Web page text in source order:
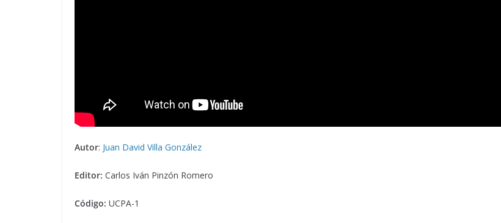
Autor: Juan David Villa González
Editor: Carlos Iván Pinzón Romero
Código: UCPA-1